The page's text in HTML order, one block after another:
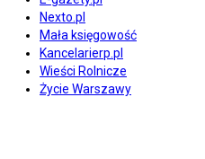
Nexto.pl
Mała księgowość
Kancelarierp.pl
Wieści Rolnicze
Życie Warszawy